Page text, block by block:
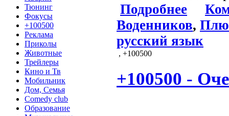
Тюнинг
Фокусы
+100500
Реклама
Приколы
Животные
Трейлеры
Кино и Тв
Мобильник
Дом, Семья
Comedy club
Образование
Подробнее
Воденников,
русский язык
, +100500
+100500 -